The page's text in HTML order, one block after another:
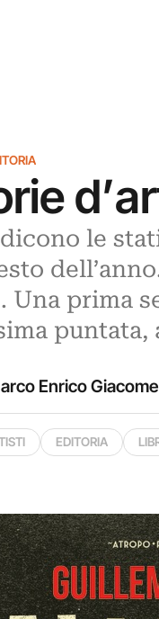
le
Una prima
Enrico
EDITORIA